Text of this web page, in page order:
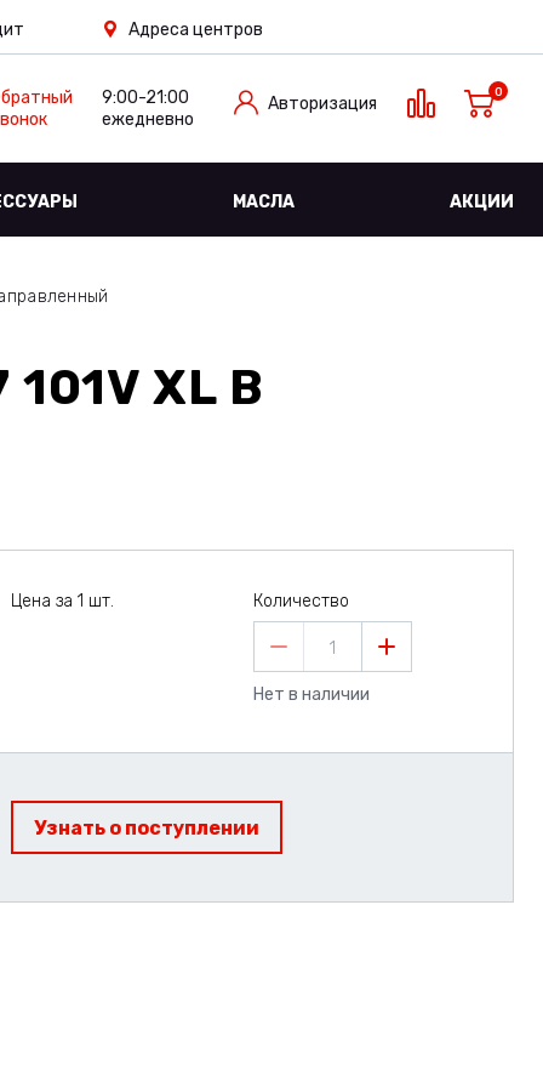
Адреса центров
9:00-21:00
ежедневно
Авторизация
0
МАСЛА АКЦИИ
101V XL В
Цена за 1 шт. Количество
1
Нет в наличии
Узнать о поступлении